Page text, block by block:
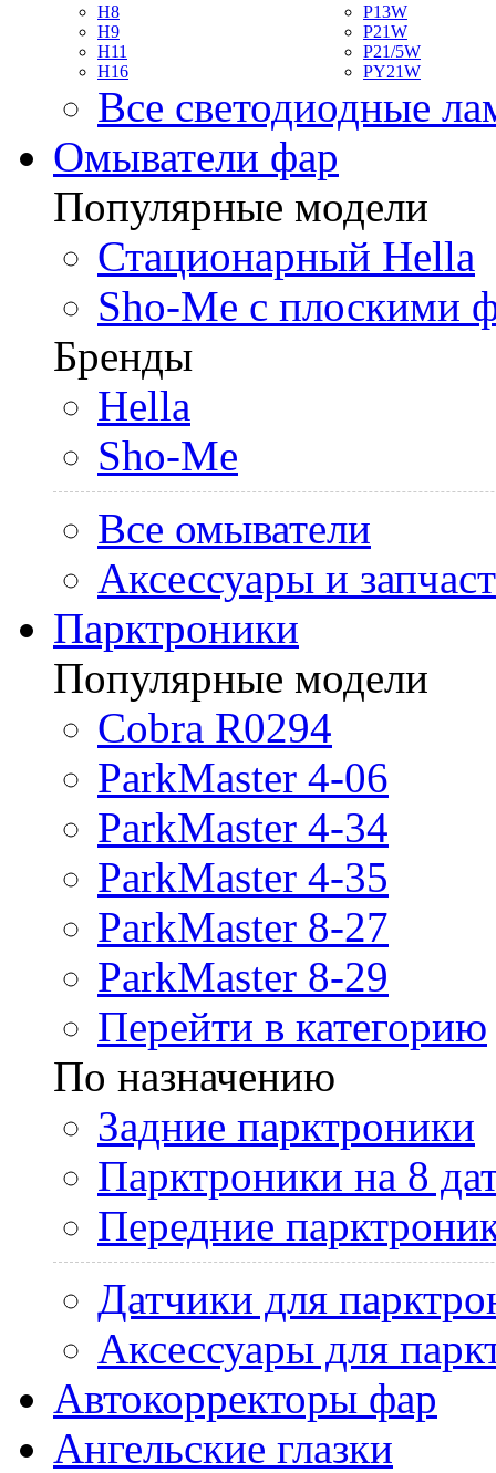
H8
H9
H11
H16
P13W
P21W
P21/5W
PY21W
Все светодиодные
Омыватели фар
Популярные модели
Стационарный Hella
Sho-Me с плоскими
Бренды
Hella
Sho-Me
Все омыватели
Аксессуары и
Парктроники
Популярные модели
Cobra R0294
ParkMaster 4-06
ParkMaster 4-34
ParkMaster 4-35
ParkMaster 8-27
ParkMaster 8-29
Перейти в категорию
По назначению
Задние парктроники
Парктроники на 8
Передние
Датчики для
Аксессуары для
Автокорректоры фар
Ангельские глазки